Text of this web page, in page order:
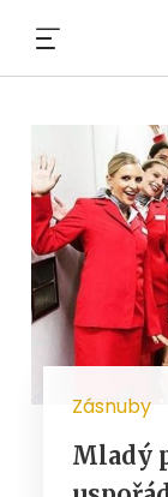
Zásnuby
Mladý